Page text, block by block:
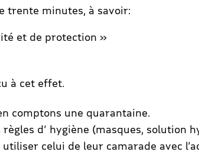
trente minutes, à savoir:
et de protection »
à cet effet.
comptons une quarantaine.
d’ hygiène (masques, solution
celui de leur camarade avec